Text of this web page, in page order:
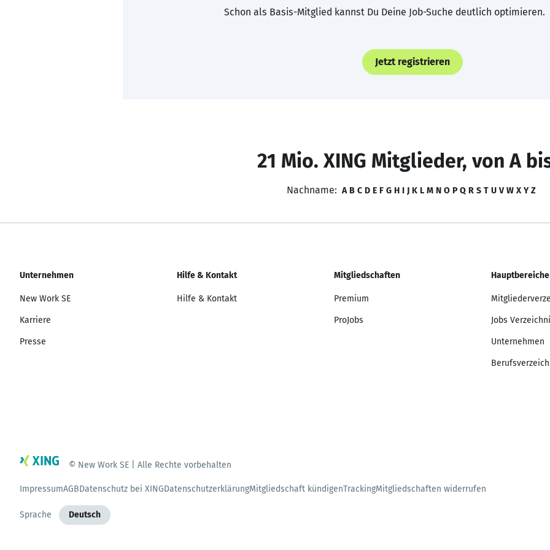
Schon als Basis-Mitglied kannst Du Deine Job-Suche deutlich optimieren.
Jetzt registrieren
21 Mio. XING Mitglieder, von A
Nachname: A B C D E F G H I J K L M N O P Q R S T U V W X Y Z
Unternehmen
New Work SE
Karriere
Presse
Hilfe & Kontakt
Hilfe & Kontakt
Mitgliedschaften
Premium
ProJobs
Hauptbereiche
Jobs
Unternehmen
© New Work SE | Alle Rechte vorbehalten
ImpressumAGBDatenschutz bei XINGDatenschutzerklärungMitgliedschaft kündigenTrackingMitgliedschaften widerrufen
Sprache Deutsch